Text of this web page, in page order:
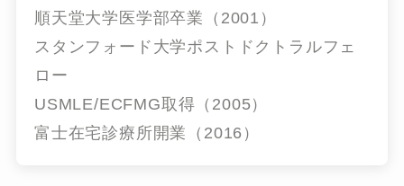
順天堂大学医学部卒業（2001）
スタンフォード大学ポストドクトラルフェ
ロー
USMLE/ECFMG取得（2005）
富士在宅診療所開業（2016）